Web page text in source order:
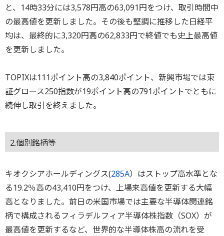
と、14時33分には3,578円高の63,091円をつけ、取引時間中
の最高値を更新しました。その後も堅調に推移した日経平
均は、最終的に3,320円高の62,833円で終値でも史上最高値
を更新しました。
TOPIXは111ポイント高の3,840ポイント、新興市場では東
証グロース250指数が19ポイント高の791ポイントでともに
続伸し取引を終えました。
2.個別銘柄等
キオクシアホールディングス(285A）はストップ高水準とな
る19.2％高の43,410円をつけ、上場来高値を更新する大幅
高となりました。前日の米国市場では主要な半導体関連銘
柄で構成されるフィラデルフィア半導体株指数（SOX）が
最高値を更新するなど、世界的な半導体株高の流れを受